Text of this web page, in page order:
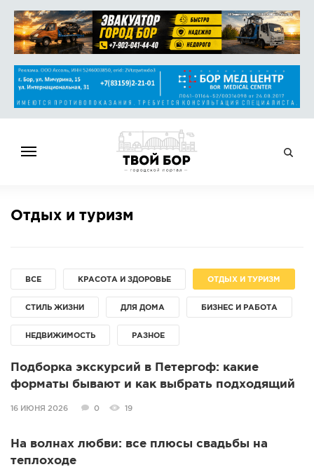
НОВОСТИ
АФИША
СПРАВКА
КОНКУРСЫ
ПРЕДЛОЖИТЬ НОВОСТЬ
ФОТО
Отдых и туризм
ВСЕ КРАСОТА И ЗДОРОВЬЕ ОТДЫХ И ТУРИЗМ
СТИЛЬ ЖИЗНИ ДЛЯ ДОМА БИЗНЕС И РАБОТА
НЕДВИЖИМОСТЬ РАЗНОЕ
Подборка экскурсий в Петергоф: какие
форматы бывают и как выбрать подходящий
16 ИЮНЯ 2026 0 19
На волнах любви: все плюсы свадьбы на
теплоходе